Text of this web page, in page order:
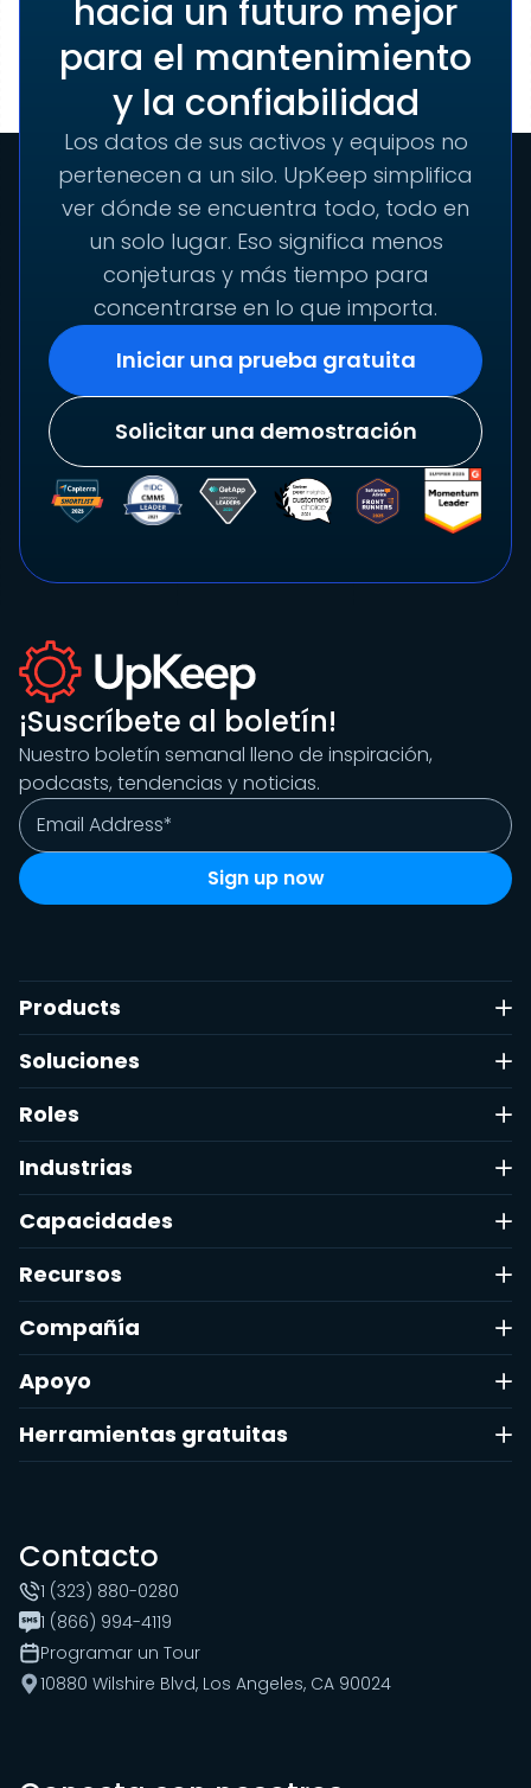
hacia un futuro mejor
para el mantenimiento
y la confiabilidad
Los datos de sus activos y equipos no
pertenecen a un silo. UpKeep simplifica
ver dónde se encuentra todo, todo en
un solo lugar. Eso significa menos
conjeturas y más tiempo para
concentrarse en lo que importa.
Iniciar una prueba gratuita
Solicitar una demostración
¡Suscríbete al boletín!
Nuestro boletín semanal lleno de inspiración,
podcasts, tendencias y noticias.
Products
Soluciones
Roles
Industrias
Capacidades
Recursos
Compañía
Apoyo
Herramientas gratuitas
Contacto
1 (323) 880-0280
1 (866) 994-4119
Programar un Tour
10880 Wilshire Blvd, Los Angeles, CA 90024